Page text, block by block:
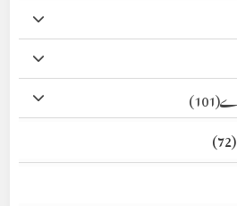
(101)
(72)